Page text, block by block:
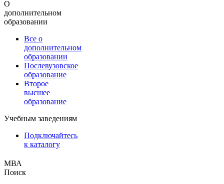
О
дополнительном
образовании
Все о
дополнительном
образовании
Послевузовское
образование
Второе
высшее
образование
Учебным заведениям
Подключайтесь
к каталогу
МВА
Поиск